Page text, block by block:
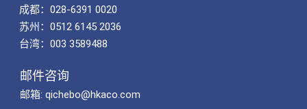
成都：028-6391 0020
苏州：0512 6145 2036
台湾：003 3589488
邮件咨询
邮箱: qichebo@hkaco.com